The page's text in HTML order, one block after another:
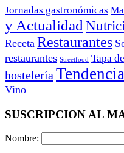
Jornadas gastronómicas
y Actualidad
Receta Restaurantes
restaurantes Streetfood Tapa
hostelería
Vino
SUSCRIPCION AL
Nombre: